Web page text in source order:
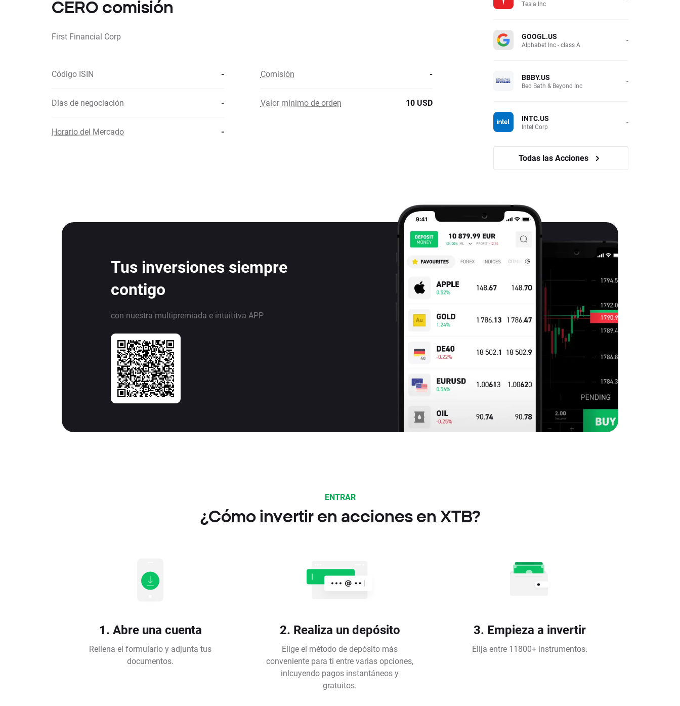
CERO comisión
First Financial Corp
Código ISIN - Comisión -
Días de negociación - Valor mínimo de orden 10 USD
Horario del Mercado -
Tesla Inc
GOOGL.US
Alphabet Inc - class A -
BBBY.US
Bed Bath & Beyond Inc -
INTC.US
Intel Corp -
Todas las Acciones
Tus inversiones siempre
contigo
con nuestra multipremiada e intuititva APP
ENTRAR
¿Cómo invertir en acciones en XTB?
1. Abre una cuenta
Rellena el formulario y adjunta tus
documentos.
2. Realiza un depósito
Elige el método de depósito más
conveniente para ti entre varias opciones,
inlcuyendo pagos instantáneos y
gratuitos.
3. Empieza a invertir
Elija entre 11800+ instrumentos.